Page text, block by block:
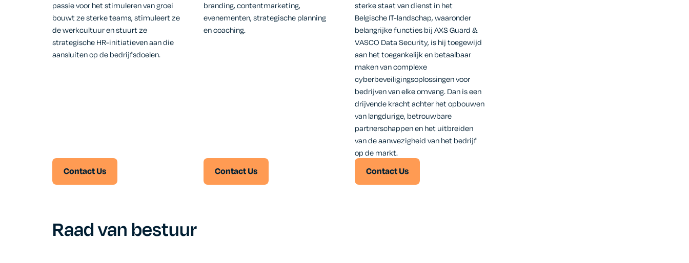
passie voor het stimuleren van groei
bouwt ze sterke teams, stimuleert ze
de werkcultuur en stuurt ze
strategische HR-initiatieven aan die
aansluiten op de bedrijfsdoelen.
Contact Us
branding, contentmarketing,
evenementen, strategische planning
en coaching.
Contact Us
sterke staat van dienst in het
Belgische IT-landschap, waaronder
belangrijke functies bij AXS Guard &
VASCO Data Security, is hij toegewijd
aan het toegankelijk en betaalbaar
maken van complexe
cyberbeveiligingsoplossingen voor
bedrijven van elke omvang. Dan is een
drijvende kracht achter het opbouwen
van langdurige, betrouwbare
partnerschappen en het uitbreiden
van de aanwezigheid van het bedrijf
op de markt.
Contact Us
Raad van bestuur